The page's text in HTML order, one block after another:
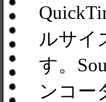
ルサイ
す。
ンコー